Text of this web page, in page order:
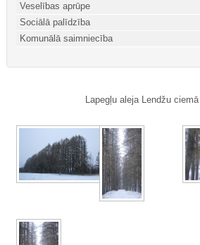
Veselības aprūpe
Sociālā palīdzība
Komunālā saimniecība
Lapegļu aleja Lendžu ciemā